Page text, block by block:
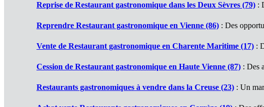
Reprise de Restaurant gastronomique dans les Deux Sèvres (79) :
Reprendre Restaurant gastronomique en Vienne (86) : Des
Vente de Restaurant gastronomique en Charente Maritime (17) :
Cession de Restaurant gastronomique en Haute Vienne (87) : Des
Restaurants gastronomiques à vendre dans la Creuse (23) : Un